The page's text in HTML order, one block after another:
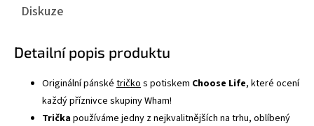
Diskuze
Detailní popis produktu
Originální pánské tričko s potiskem Choose Life, které ocení
každý příznivce skupiny Wham!
Tričkapoužíváme jedny z nejkvalitnějších na trhu, oblíbený